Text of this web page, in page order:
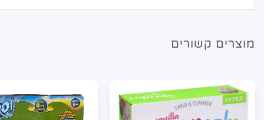
מוצרים קשורים